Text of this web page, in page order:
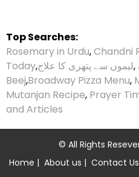
Top Searches:
Rosemary in Urdu,Chandni
Today,لیموں سے پتھری کا علاج,
Beej,Broadway Pizza Menu,
Mutanjan Recipe, Prayer
and Articles
© All Rights
Home | About us | Contact Us